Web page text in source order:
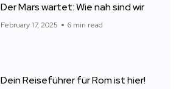
Der Mars wartet: Wie nah sind wir
February 17, 2025 6 min read
Dein Reiseführer für Rom ist hier!